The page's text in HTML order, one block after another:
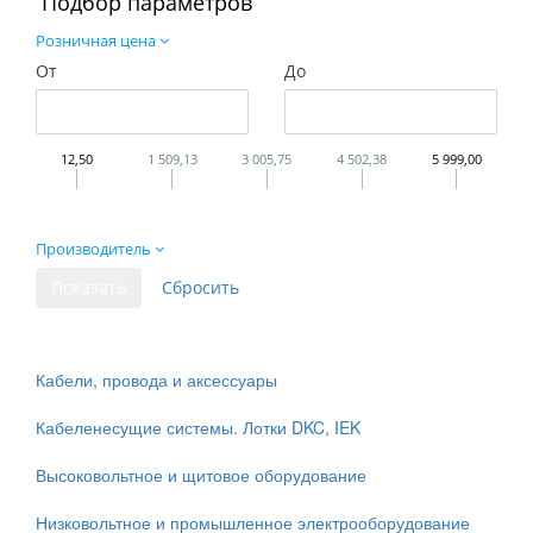
Розничная цена
От До
12,50 1 509,13 3 005,75 4 502,38 5 999,00
Производитель
Кабели, провода и аксессуары
Кабеленесущие системы. Лотки DKC, IEK
Высоковольтное и щитовое оборудование
Низковольтное и промышленное электрооборудование